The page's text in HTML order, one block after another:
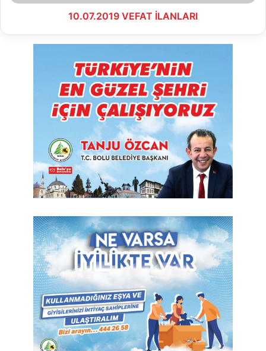
10.07.2019 VEFAT İLANLARI